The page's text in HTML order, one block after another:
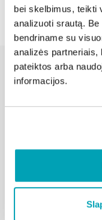
bei skelbimus, teikti
analizuoti srautą.
bendriname su
analizės partneriais,
pateiktos arba
informacijos.